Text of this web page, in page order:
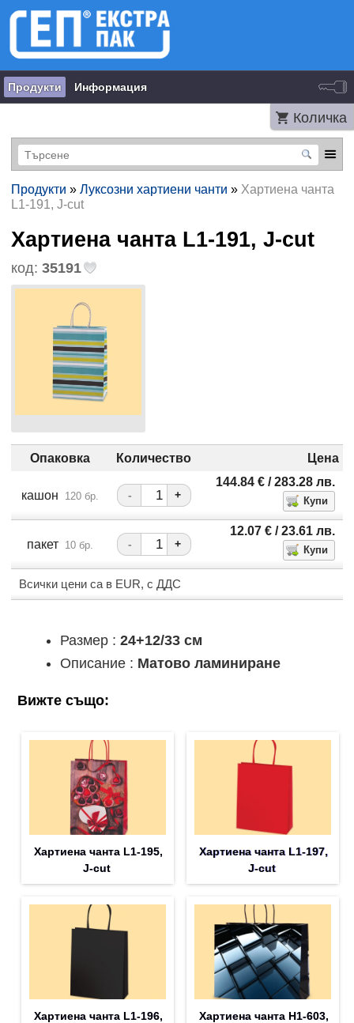
Продукти Информация
Количка
Продукти » Луксозни хартиени чанти » Хартиена чанта
L1-191, J-cut
Хартиена чанта L1-191, J-cut
код: 35191
Опаковка Количество Цена
кашон 120 бр. - +
144.84 €/ 283.28 лв.
пакет 10 бр. - +
12.07 €/ 23.61 лв.
Всички цени са в EUR, с ДДС
Размер : 24+12/33 см
Описание : Матово ламиниране
Вижте също:
Хартиена чанта L1-195,
J-cut
Хартиена чанта L1-197,
J-cut
Хартиена чанта L1-196,
Хартиена чанта H1-603,